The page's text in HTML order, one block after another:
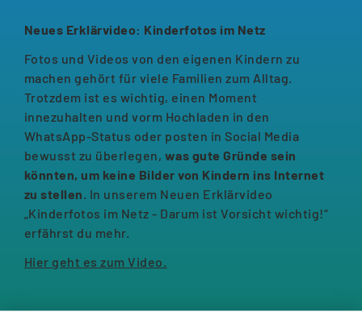
Neues Erklärvideo: Kinderfotos im Netz
Fotos und Videos von den eigenen Kindern zu
machen gehört für viele Familien zum Alltag.
Trotzdem ist es wichtig, einen Moment
innezuhalten und vorm Hochladen in den
WhatsApp-Status oder posten in Social Media
bewusst zu überlegen, was gute Gründe sein
könnten, um keine Bilder von Kindern ins Internet
zu stellen. In unserem Neuen Erklärvideo
„Kinderfotos im Netz - Darum ist Vorsicht wichtig!“
erfährst du mehr.
Hier geht es zum Video.